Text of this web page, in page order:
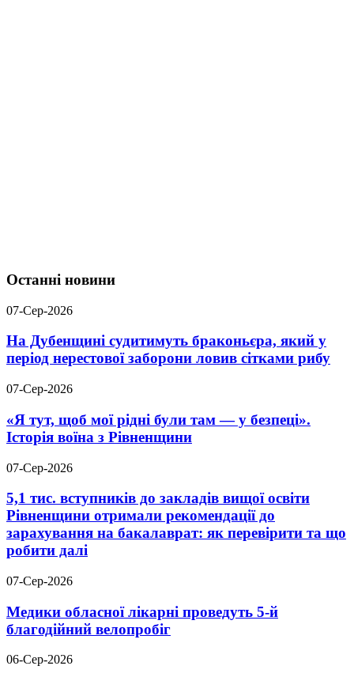
Останні новини
07-Сер-2026
На Дубенщині судитимуть браконьєра, який у
період нерестової заборони ловив сітками рибу
07-Сер-2026
«Я тут, щоб мої рідні були там — у безпеці».
Історія воїна з Рівненщини
07-Сер-2026
5,1 тис. вступників до закладів вищої освіти
Рівненщини отримали рекомендації до
зарахування на бакалаврат: як перевірити та що
робити далі
07-Сер-2026
Медики обласної лікарні проведуть 5-й
благодійний велопробіг
06-Сер-2026